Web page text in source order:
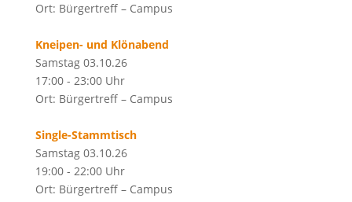
Ort: Bürgertreff – Campus
Kneipen- und Klönabend
Samstag 03.10.26
17:00 - 23:00 Uhr
Ort: Bürgertreff – Campus
Single-Stammtisch
Samstag 03.10.26
19:00 - 22:00 Uhr
Ort: Bürgertreff – Campus